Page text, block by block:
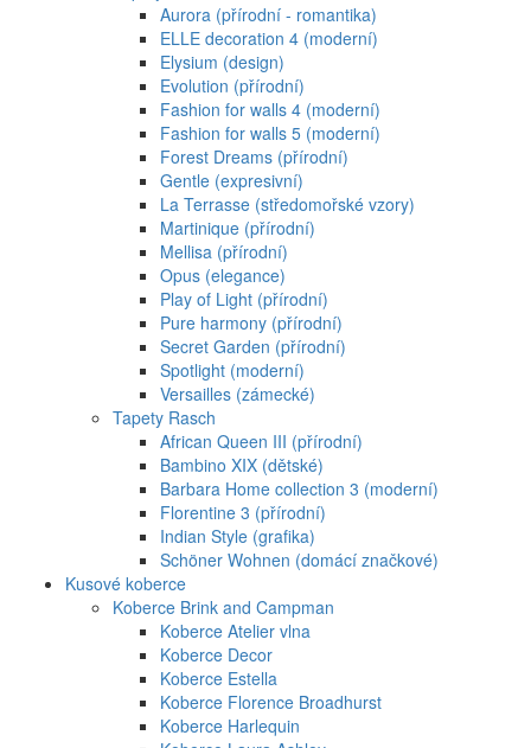
Aurora (přírodní - romantika)
ELLE decoration 4 (moderní)
Elysium (design)
Evolution (přírodní)
Fashion for walls 4 (moderní)
Fashion for walls 5 (moderní)
Forest Dreams (přírodní)
Gentle (expresivní)
La Terrasse (středomořské vzory)
Martinique (přírodní)
Mellisa (přírodní)
Opus (elegance)
Play of Light (přírodní)
Pure harmony (přírodní)
Secret Garden (přírodní)
Spotlight (moderní)
Versailles (zámecké)
Tapety Rasch
African Queen III (přírodní)
Bambino XIX (dětské)
Barbara Home collection 3 (moderní)
Florentine 3 (přírodní)
Indian Style (grafika)
Schöner Wohnen (domácí značkové)
Kusové koberce
Koberce Brink and Campman
Koberce Atelier vlna
Koberce Decor
Koberce Estella
Koberce Florence Broadhurst
Koberce Harlequin